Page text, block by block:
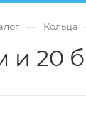
— Кольца
и 20